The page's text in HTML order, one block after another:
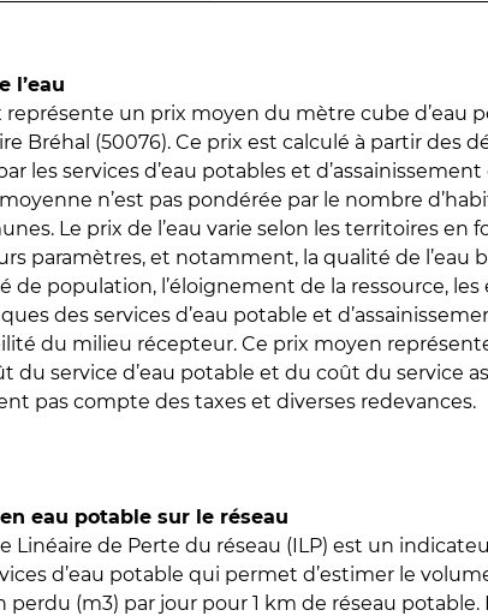
l’eau
représente un prix moyen du mètre cube d’eau
Bréhal (50076). Ce prix est calculé à partir des
les services d’eau potables et d’assainissement
n’est pas pondérée par le nombre
Le prix de l’eau varie selon les territoires en
paramètres, et notamment, la qualité de l’eau
de population, l’éloignement de la ressource,
des services d’eau potable et
du milieu récepteur. Ce prix moyen
du service d’eau potable et du coût du service
pas compte des taxes et diverses redevances.
eau potable sur le réseau
Linéaire de Perte du réseau (ILP) est un
d’eau potable qui permet d’estimer le
perdu (m3) par jour pour 1 km de réseau potable.